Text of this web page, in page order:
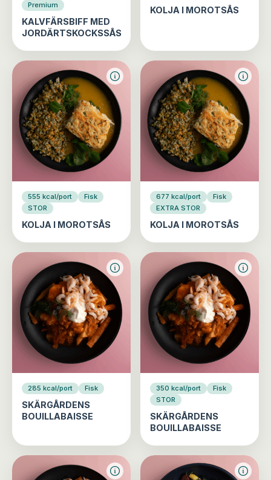
Premium
KALVFÄRSBIFF MED
JORDÄRTSKOCKSSÅS
KOLJA I MOROTSÅS
555 kcal/port
Fisk
STOR
KOLJA I MOROTSÅS
677 kcal/port
Fisk
EXTRA STOR
KOLJA I MOROTSÅS
285 kcal/port Fisk
SKÄRGÅRDENS
BOUILLABAISSE
350 kcal/port
Fisk
STOR
SKÄRGÅRDENS
BOUILLABAISSE